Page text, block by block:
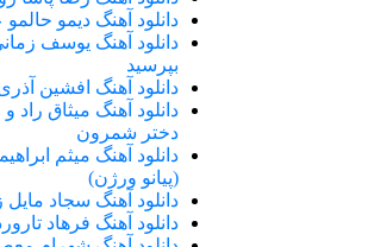
دانلود آهنگ دیمو
دانلود آهنگ یوسف
بپرسید
دانلود آهنگ افشین
دانلود آهنگ میثاق راد
دختر شمرون
دانلود آهنگ میثم
(پیانو ورژن)
دانلود آهنگ سجاد مایل
دانلود آهنگ فرهاد